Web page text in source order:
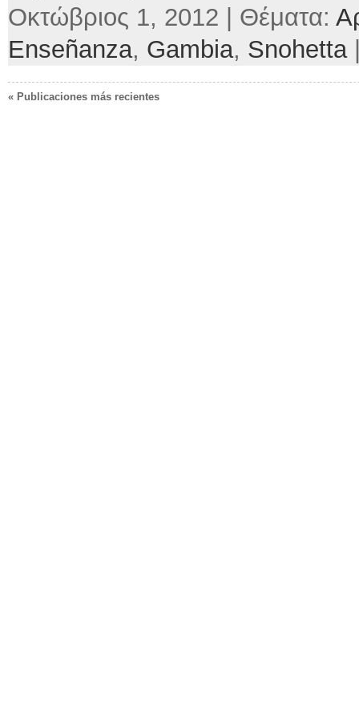
Οκτώβριος 1, 2012 | Θέματα:
Enseñanza, Gambia, Snohetta
« Publicaciones más recientes